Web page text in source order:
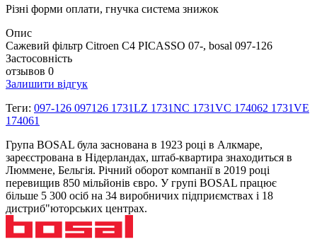
Різні форми оплати, гнучка система знижок
Опис
Сажевий фільтр Citroen C4 PICASSO 07-, bosal 097-126
Застосовність
отзывов 0
Залишити відгук
Теги: 097-126 097126 1731LZ 1731NC 1731VC 174062 1731VE
174061
Група BOSAL була заснована в 1923 році в Алкмаре,
зареєстрована в Нідерландах, штаб-квартира знаходиться в
Люммене, Бельгія. Річний оборот компанії в 2019 році
перевищив 850 мільйонів євро. У групі BOSAL працює
більше 5 300 осіб на 34 виробничих підприємствах і 18
дистриб"юторських центрах.